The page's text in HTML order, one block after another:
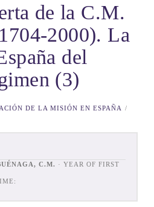
de la C.M.
2000). La
del
(3)
DE LA MISIÓN EN ESPAÑA
C.M.